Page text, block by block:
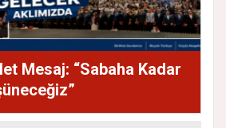
Mesaj: “Sabaha Kadar